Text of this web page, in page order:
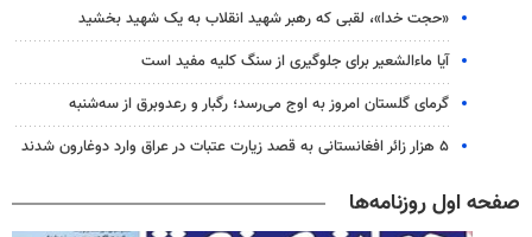
«حجت خدا»، لقبی که رهبر شهید انقلاب به یک شهید بخشید
آیا ماءالشعیر برای جلوگیری از سنگ کلیه مفید است
گرمای گلستان امروز به اوج می‌رسد؛ رگبار و رعدوبرق از سه‌شنبه
۵ هزار زائر افغانستانی به قصد زیارت عتبات در عراق وارد دوغارون شدند
صفحه اول روزنامه‌ها